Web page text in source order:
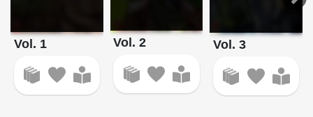
Vol. 1 Vol. 2 Vol. 3